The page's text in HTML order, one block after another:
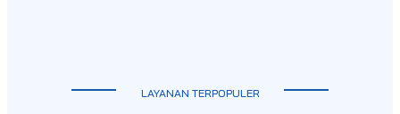
LAYANAN TERPOPULER